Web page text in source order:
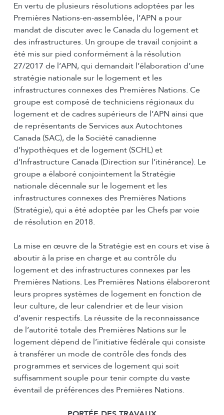
En vertu de plusieurs résolutions adoptées par les
Premières Nations-en-assemblée, l’APN a pour
mandat de discuter avec le Canada du logement et
des infrastructures. Un groupe de travail conjoint a
été mis sur pied conformément à la résolution
27/2017 de l’APN, qui demandait l’élaboration d’une
stratégie nationale sur le logement et les
infrastructures connexes des Premières Nations. Ce
groupe est composé de techniciens régionaux du
logement et de cadres supérieurs de l’APN ainsi que
de représentants de Services aux Autochtones
Canada (SAC), de la Société canadienne
d’hypothèques et de logement (SCHL) et
d’Infrastructure Canada (Direction sur l’itinérance). Le
groupe a élaboré conjointement la Stratégie
nationale décennale sur le logement et les
infrastructures connexes des Premières Nations
(Stratégie), qui a été adoptée par les Chefs par voie
de résolution en 2018.
La mise en œuvre de la Stratégie est en cours et vise à
aboutir à la prise en charge et au contrôle du
logement et des infrastructures connexes par les
Premières Nations. Les Premières Nations élaboreront
leurs propres systèmes de logement en fonction de
leur culture, de leur calendrier et de leur vision
d’avenir respectifs. La réussite de la reconnaissance
de l’autorité totale des Premières Nations sur le
logement dépend de l’initiative fédérale qui consiste
à transférer un mode de contrôle des fonds des
programmes et services de logement qui soit
suffisamment souple pour tenir compte du vaste
éventail de préférences des Premières Nations.